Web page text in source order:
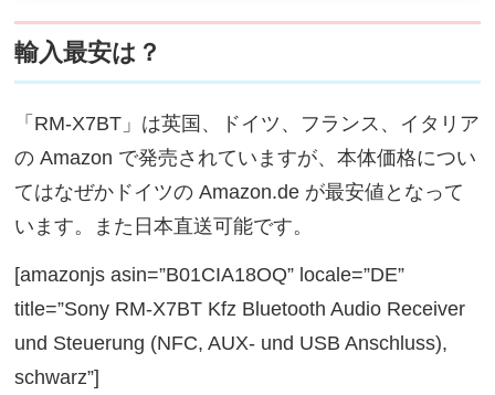
輸入最安は？
「RM-X7BT」は英国、ドイツ、フランス、イタリア
の Amazon で発売されていますが、本体価格につい
てはなぜかドイツの Amazon.de が最安値となって
います。また日本直送可能です。
[amazonjs asin=”B01CIA18OQ” locale=”DE”
title=”Sony RM-X7BT Kfz Bluetooth Audio Receiver
und Steuerung (NFC, AUX- und USB Anschluss),
schwarz”]